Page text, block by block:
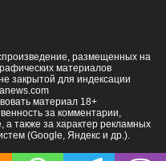
размещенных на
материалов
закрытой для индексации
материал 18+
за комментарии,
также за характер рекламных
(Google, Яндекс и др.).